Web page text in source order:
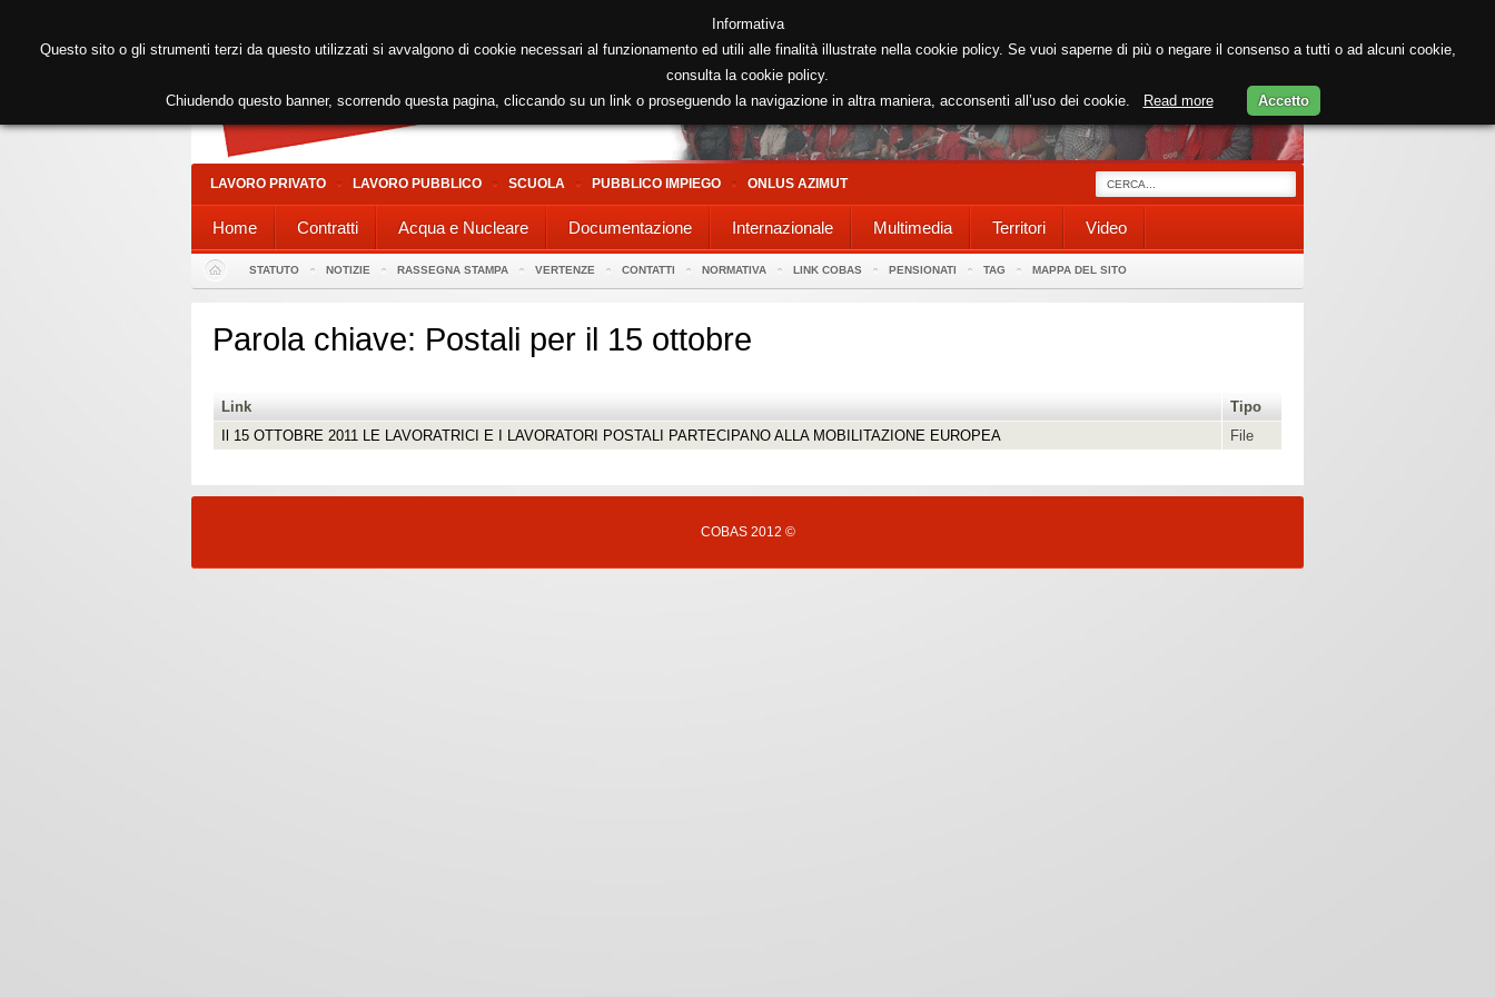
LAVORO PRIVATO LAVORO PUBBLICO SCUOLA PUBBLICO IMPIEGO ONLUS AZIMUT
Home Contratti Acqua e Nucleare Documentazione Internazionale Multimedia Territori Video
STATUTO NOTIZIE RASSEGNA STAMPA VERTENZE CONTATTI NORMATIVA LINK COBAS PENSIONATI TAG MAPPA DEL SITO
Parola chiave: Postali per il 15 ottobre
Link
Tipo
Il 15 OTTOBRE 2011 LE LAVORATRICI E I LAVORATORI POSTALI PARTECIPANO ALLA MOBILITAZIONE EUROPEA
File
COBAS 2012 ©
Informativa
Questo sito o gli strumenti terzi da questo utilizzati si avvalgono di cookie necessari al funzionamento ed utili alle finalità illustrate nella cookie policy. Se vuoi saperne di più o negare il consenso a tutti o ad alcuni cookie,
consulta la cookie policy.
Chiudendo questo banner, scorrendo questa pagina, cliccando su un link o proseguendo la navigazione in altra maniera, acconsenti all’uso dei cookie.
Read more Accetto